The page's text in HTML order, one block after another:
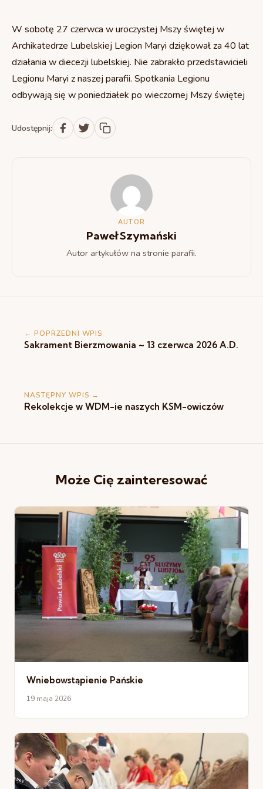
Schola dorosłych
Chór Lutnia
Krąg Biblijny
Bractwo Krzyża Świętego
Koło Przyjaciół Radia Maryja
Ślub
Sakrament chorych
Ofiara
Odpusty parafialne
Spowiedź
Liturgia dnia
W sobotę 27 czerwca w uroczystej Mszy świętej w
Archikatedrze Lubelskiej Legion Maryi dziękował za 40 lat
działania w diecezji lubelskiej. Nie zabrakło przedstawicieli
Legionu Maryi z naszej parafii. Spotkania Legionu
odbywają się w poniedziałek po wieczornej Mszy świętej
Udostępnij:
AUTOR
Paweł Szymański
Autor artykułów na stronie parafii.
← POPRZEDNI WPIS
Sakrament Bierzmowania ~ 13 czerwca 2026 A.D.
NASTĘPNY WPIS →
Rekolekcje w WDM-ie naszych KSM-owiczów
Może Cię zainteresować
Wniebowstąpienie Pańskie
19 maja 2026